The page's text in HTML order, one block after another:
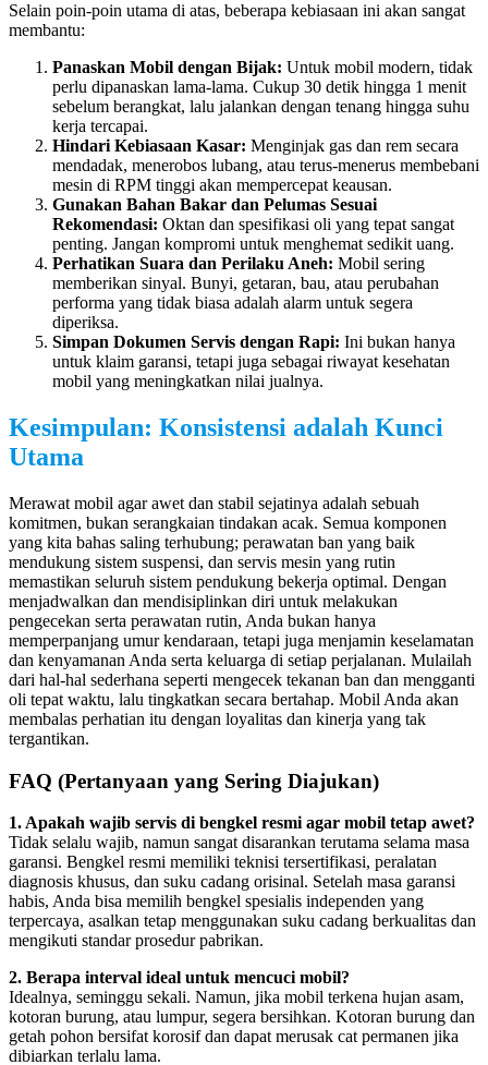
Selain poin-poin utama di atas, beberapa kebiasaan ini akan sangat
membantu:
Panaskan Mobil dengan Bijak: Untuk mobil modern, tidak
perlu dipanaskan lama-lama. Cukup 30 detik hingga 1 menit
sebelum berangkat, lalu jalankan dengan tenang hingga suhu
kerja tercapai.
Hindari Kebiasaan Kasar: Menginjak gas dan rem secara
mendadak, menerobos lubang, atau terus-menerus membebani
mesin di RPM tinggi akan mempercepat keausan.
Gunakan Bahan Bakar dan Pelumas Sesuai
Rekomendasi: Oktan dan spesifikasi oli yang tepat sangat
penting. Jangan kompromi untuk menghemat sedikit uang.
Perhatikan Suara dan Perilaku Aneh: Mobil sering
memberikan sinyal. Bunyi, getaran, bau, atau perubahan
performa yang tidak biasa adalah alarm untuk segera
diperiksa.
Simpan Dokumen Servis dengan Rapi: Ini bukan hanya
untuk klaim garansi, tetapi juga sebagai riwayat kesehatan
mobil yang meningkatkan nilai jualnya.
Kesimpulan: Konsistensi adalah Kunci
Utama
Merawat mobil agar awet dan stabil sejatinya adalah sebuah
komitmen, bukan serangkaian tindakan acak. Semua komponen
yang kita bahas saling terhubung; perawatan ban yang baik
mendukung sistem suspensi, dan servis mesin yang rutin
memastikan seluruh sistem pendukung bekerja optimal. Dengan
menjadwalkan dan mendisiplinkan diri untuk melakukan
pengecekan serta perawatan rutin, Anda bukan hanya
memperpanjang umur kendaraan, tetapi juga menjamin keselamatan
dan kenyamanan Anda serta keluarga di setiap perjalanan. Mulailah
dari hal-hal sederhana seperti mengecek tekanan ban dan mengganti
oli tepat waktu, lalu tingkatkan secara bertahap. Mobil Anda akan
membalas perhatian itu dengan loyalitas dan kinerja yang tak
tergantikan.
FAQ (Pertanyaan yang Sering Diajukan)
1. Apakah wajib servis di bengkel resmi agar mobil tetap awet?
Tidak selalu wajib, namun sangat disarankan terutama selama masa
garansi. Bengkel resmi memiliki teknisi tersertifikasi, peralatan
diagnosis khusus, dan suku cadang orisinal. Setelah masa garansi
habis, Anda bisa memilih bengkel spesialis independen yang
terpercaya, asalkan tetap menggunakan suku cadang berkualitas dan
mengikuti standar prosedur pabrikan.
2. Berapa interval ideal untuk mencuci mobil?
Idealnya, seminggu sekali. Namun, jika mobil terkena hujan asam,
kotoran burung, atau lumpur, segera bersihkan. Kotoran burung dan
getah pohon bersifat korosif dan dapat merusak cat permanen jika
dibiarkan terlalu lama.